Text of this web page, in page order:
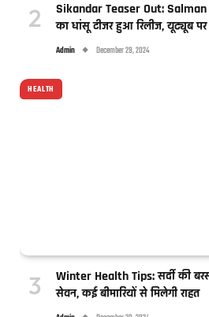
Sikandar Teaser Out:
का धांसू टीजर हुआ रिलीज, यूट्यूब
Admin December 29, 2024
HEALTH
Winter Health Tips: सर्दी की
सेवन, कई बीमारियों से मिलेगी राहत